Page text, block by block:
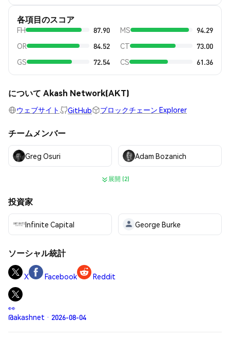
各項目のスコア
FH 87.90 MS
94.29
OR
84.52 CT
73.00
GS
72.54 CS 61.36
について Akash Network(AKT)
ウェブサイト GitHub ブロックチェーン Explorer
チームメンバー
Greg Osuri Adam Bozanich
展開 (2)
投資家
Infinite Capital George Burke
ソーシャル統計
X Facebook Reddit
👀
@akashnet · 2026-08-04